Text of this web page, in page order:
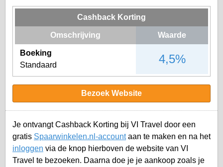
Cashback Korting
Omschrijving Waarde
Boeking
Standaard
4,5%
Bezoek Website
Je ontvangt Cashback Korting bij VI Travel door een
gratis Spaarwinkelen.nl-accountaan te maken en na het
inloggen via de knop hierboven de website van VI
Travel te bezoeken. Daarna doe je je aankoop zoals je